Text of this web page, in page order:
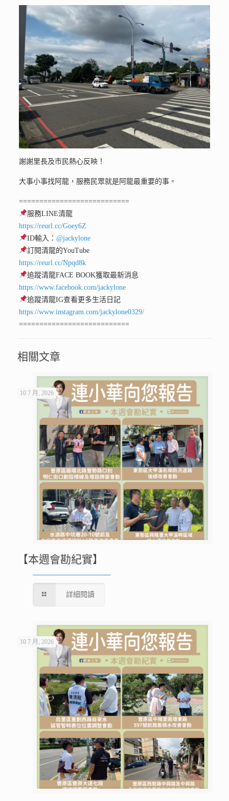
謝謝里長及市民熱心反映！
大事小事找阿龍，服務民眾就是阿龍最重要的事。
===========================
服務LINE清龍
https://reurl.cc/Goey6Z
ID輸入：@jackylone
訂閱清龍的YouTube
https://reurl.cc/Npqd8k
追蹤清龍FACE BOOK獲取最新消息
https://www.facebook.com/jackylone
追蹤清龍IG查看更多生活日記
https://www.instagram.com/jackylone0329/
===========================
相關文章
10 7 月, 2026
【本週會勘紀實】
詳細閱讀
10 7 月, 2026